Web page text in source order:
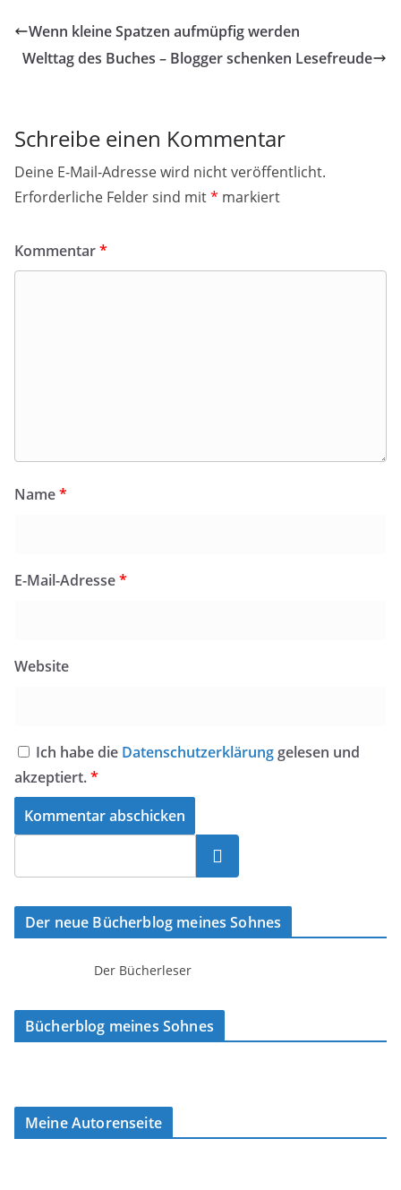
Wenn kleine Spatzen aufmüpfig werden
Welttag des Buches – Blogger schenken Lesefreude
Schreibe einen Kommentar
Deine E-Mail-Adresse wird nicht veröffentlicht.
Erforderliche Felder sind mit* markiert
Kommentar*
Name*
E-Mail-Adresse*
Website
Ich habe die Datenschutzerklärung gelesen und
akzeptiert.*
Suchen
Der neue Bücherblog meines Sohnes
Der Bücherleser
Bücherblog meines Sohnes
Meine Autorenseite